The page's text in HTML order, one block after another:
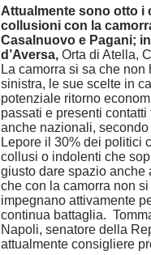
Attualmente sono otto i
collusioni con la
Casalnuovo e Pagani;
d’Aversa, Orta di Atella,
La camorra si sa che
sinistra, le sue scelte in
potenziale ritorno
passati e presenti
anche nazionali,
Lepore il 30% dei politici
collusi o indolenti che
giusto dare spazio
che con la camorra non
impegnano attivamente
continua battaglia.
Napoli, senatore della
attualmente consigliere